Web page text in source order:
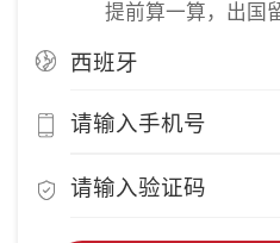
提前算一算，出国